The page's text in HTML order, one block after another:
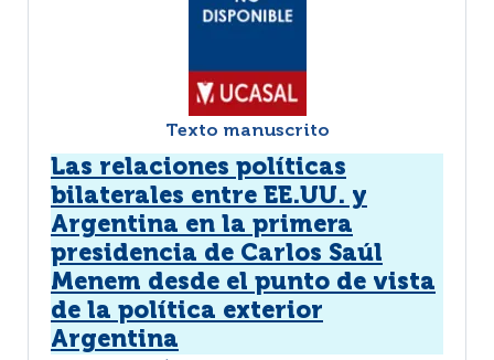
Texto manuscrito
Las relaciones políticas
bilaterales entre EE.UU. y
Argentina en la primera
presidencia de Carlos Saúl
Menem desde el punto de vista
de la política exterior
Argentina